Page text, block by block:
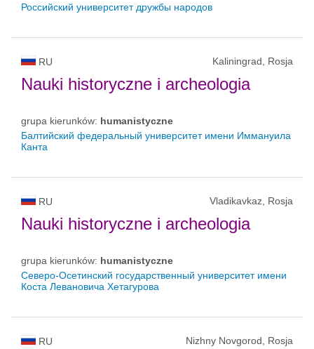
Российский университет дружбы народов
RU Kaliningrad, Rosja
Nauki historyczne i archeologia
grupa kierunków: humanistyczne
Балтийский федеральный университет имени Иммануила
Канта
RU Vladikavkaz, Rosja
Nauki historyczne i archeologia
grupa kierunków: humanistyczne
Северо-Осетинский государственный университет имени
Коста Левановича Хетагурова
RU Nizhny Novgorod, Rosja